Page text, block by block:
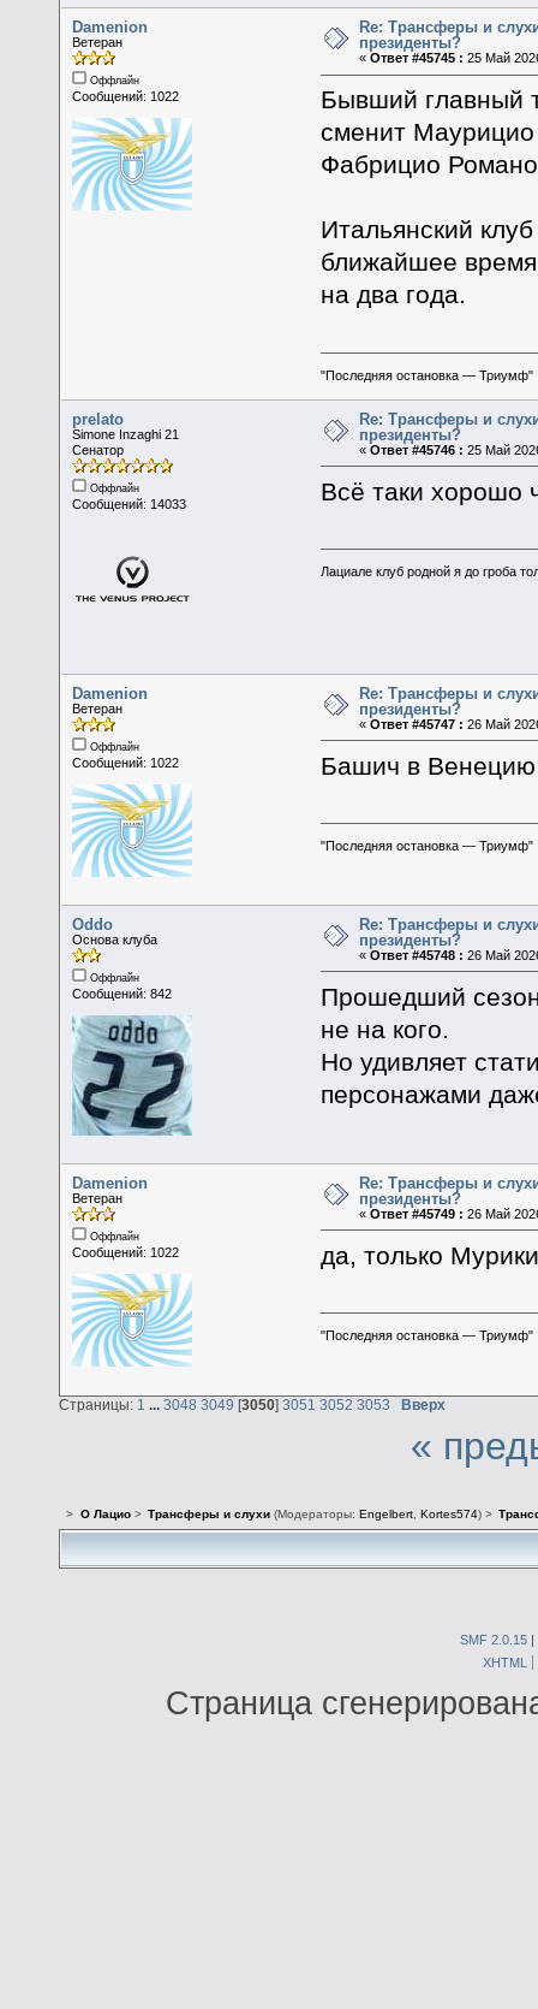
Damenion
Ветеран
Оффлайн
Сообщений: 1022
Re: Трансферы и
президенты?
«Ответ #45745 : 25 Май
Бывший главный
сменит
Фабрицио
Итальянский
ближайшее
на два года.
"Последняя остановка — Триумф"
prelato
Simone Inzaghi 21
Сенатор
Оффлайн
Сообщений: 14033
Re: Трансферы и
президенты?
«Ответ #45746 : 25 Май
Всё таки хорошо
Лациале клуб родной я до гроба
Damenion
Ветеран
Оффлайн
Сообщений: 1022
Re: Трансферы и
президенты?
«Ответ #45747 : 26 Май
Башич в
"Последняя остановка — Триумф"
Oddo
Основа клуба
Оффлайн
Сообщений: 842
Re: Трансферы и
президенты?
«Ответ #45748 : 26 Май
Прошедший
не на кого.
Но удивляет
персонажами
Damenion
Ветеран
Оффлайн
Сообщений: 1022
Re: Трансферы и
президенты?
«Ответ #45749 : 26 Май
да, только
"Последняя остановка — Триумф"
Страницы: 1 3048 3049 [3050] 3051 3052 3053 Вверх
«
> О Лацио> Трансферы и слухи(Модераторы: Engelbert, Kortes574) >
SMF 2.0.15 |
XHTML
Страница